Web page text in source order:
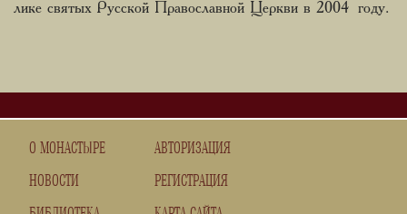
лике святых Русской Православной Церкви в 2004 году.
О МОНАСТЫРЕ
НОВОСТИ
АВТОРИЗАЦИЯ
РЕГИСТРАЦИЯ